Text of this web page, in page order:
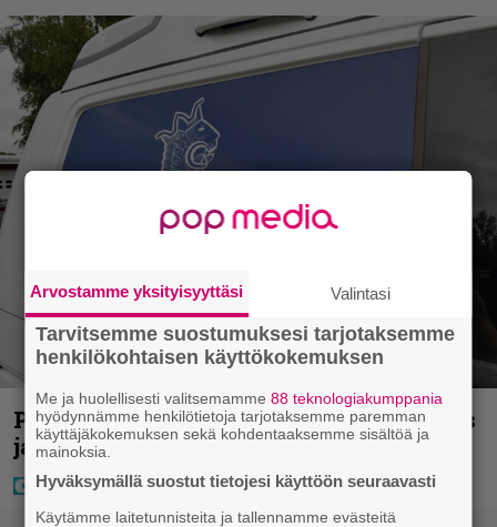
Poliisilla tehovalvonta – tästä kysymys
ja näin kauan kestää
Arvostamme yksityisyyttäsi Valintasi
Tarvitsemme suostumuksesi tarjotaksemme
henkilökohtaisen käyttökokemuksen
Me ja huolellisesti valitsemamme88 teknologiakumppania
hyödynnämme henkilötietoja tarjotaksemme paremman
käyttäjäkokemuksen sekä kohdentaaksemme sisältöä ja
mainoksia.
Hyväksymällä suostut tietojesi käyttöön seuraavasti
Käytämme laitetunnisteita ja tallennamme evästeitä